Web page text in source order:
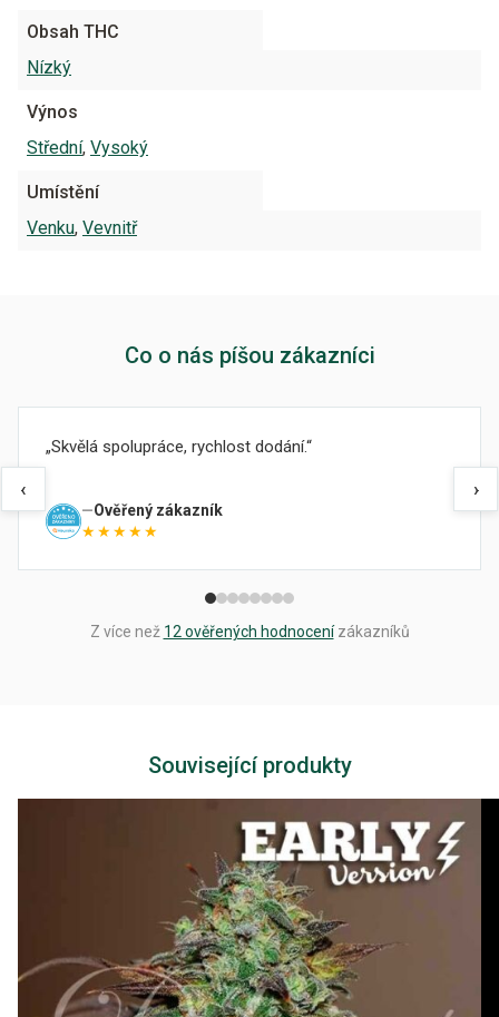
Obsah THC
Nízký
Výnos
Střední, Vysoký
Umístění
Venku, Vevnitř
Co o nás píšou zákazníci
‹
Skvělá spolupráce, rychlost dodání.
Ověřený zákazník
★★★★★
›
Z více než 12 ověřených hodnocenízákazníků
Související produkty